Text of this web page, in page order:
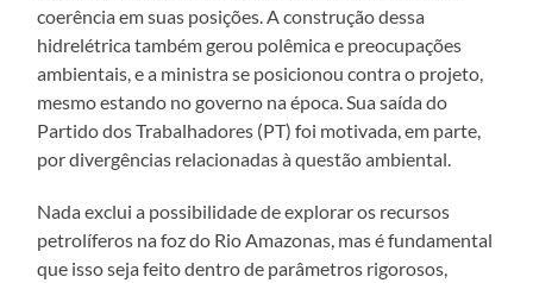
coerência em suas posições. A construção dessa
hidrelétrica também gerou polêmica e preocupações
ambientais, e a ministra se posicionou contra o projeto,
mesmo estando no governo na época. Sua saída do
Partido dos Trabalhadores (PT) foi motivada, em parte,
por divergências relacionadas à questão ambiental.
Nada exclui a possibilidade de explorar os recursos
petrolíferos na foz do Rio Amazonas, mas é fundamental
que isso seja feito dentro de parâmetros rigorosos,